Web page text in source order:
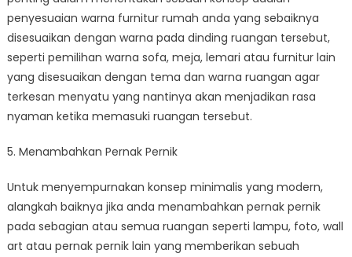
penyesuaian warna furnitur rumah anda yang sebaiknya
disesuaikan dengan warna pada dinding ruangan tersebut,
seperti pemilihan warna sofa, meja, lemari atau furnitur lain
yang disesuaikan dengan tema dan warna ruangan agar
terkesan menyatu yang nantinya akan menjadikan rasa
nyaman ketika memasuki ruangan tersebut.
5. Menambahkan Pernak Pernik
Untuk menyempurnakan konsep minimalis yang modern,
alangkah baiknya jika anda menambahkan pernak pernik
pada sebagian atau semua ruangan seperti lampu, foto, wall
art atau pernak pernik lain yang memberikan sebuah